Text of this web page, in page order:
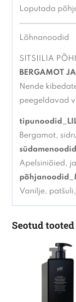
Loputada
Lõhnanoodid
SITSIILIA
BERGAMOT
Nende
peegeldavad
Bergamot,
Apelsiniõied,
Vanilje,
Seotud tooted